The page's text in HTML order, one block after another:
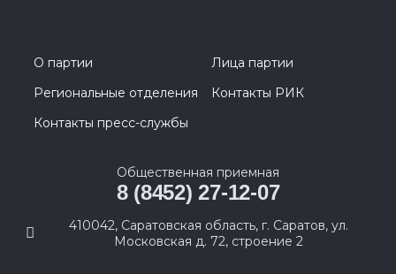
О партии
Лица партии
Региональные отделения
Контакты РИК
Контакты пресс-службы
Общественная приемная
8 (8452) 27-12-07
410042, Саратовская область, г. Саратов, ул.
Московская д. 72, строение 2